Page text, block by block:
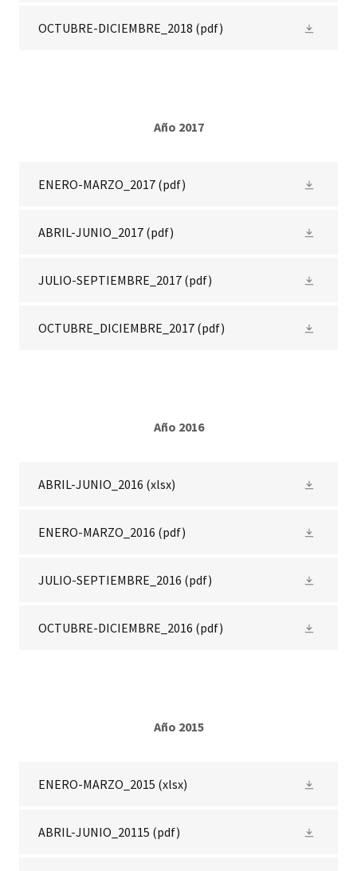
OCTUBRE-DICIEMBRE_2018 (pdf)
Año 2017
ENERO-MARZO_2017 (pdf)
ABRIL-JUNIO_2017 (pdf)
JULIO-SEPTIEMBRE_2017 (pdf)
OCTUBRE_DICIEMBRE_2017 (pdf)
Año 2016
ABRIL-JUNIO_2016 (xlsx)
ENERO-MARZO_2016 (pdf)
JULIO-SEPTIEMBRE_2016 (pdf)
OCTUBRE-DICIEMBRE_2016 (pdf)
Año 2015
ENERO-MARZO_2015 (xlsx)
ABRIL-JUNIO_20115 (pdf)